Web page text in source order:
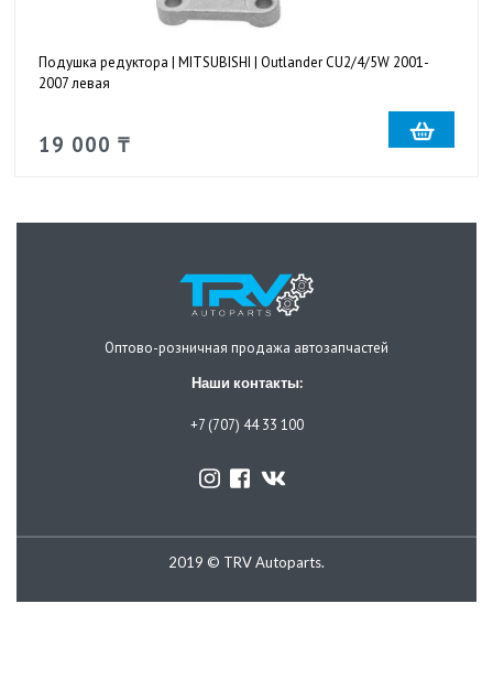
Подушка редуктора | MITSUBISHI | Outlander CU2/4/5W 2001-
2007 левая
19 000 ₸
Оптово-розничная продажа автозапчастей
Наши контакты:
+7 (707) 44 33 100
2019 © TRV Autoparts.